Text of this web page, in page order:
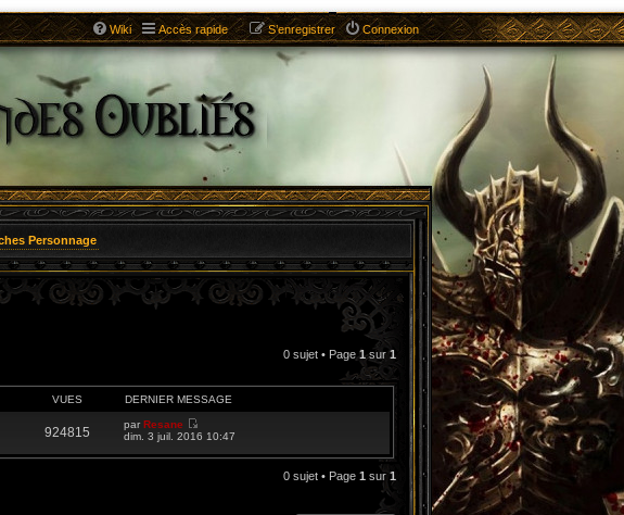
Wiki Accès rapide Connexion
S’enregistrer
Personnage
0 sujet • Page 1sur 1
VUES DERNIER MESSAGE
924815
parResane
V
i
dim. 3 juil. 2016 10:47
0 sujet • Page 1 sur 1